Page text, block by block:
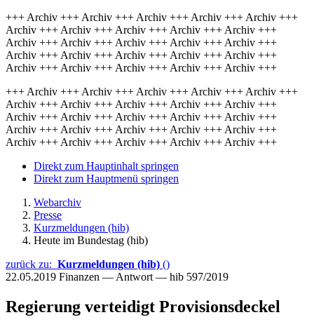
+++ Archiv +++ Archiv +++ Archiv +++ Archiv +++ Archiv +++
Archiv +++ Archiv +++ Archiv +++ Archiv +++ Archiv +++
Archiv +++ Archiv +++ Archiv +++ Archiv +++ Archiv +++
Archiv +++ Archiv +++ Archiv +++ Archiv +++ Archiv +++
Archiv +++ Archiv +++ Archiv +++ Archiv +++ Archiv +++
+++ Archiv +++ Archiv +++ Archiv +++ Archiv +++ Archiv +++
Archiv +++ Archiv +++ Archiv +++ Archiv +++ Archiv +++
Archiv +++ Archiv +++ Archiv +++ Archiv +++ Archiv +++
Archiv +++ Archiv +++ Archiv +++ Archiv +++ Archiv +++
Archiv +++ Archiv +++ Archiv +++ Archiv +++ Archiv +++
Direkt zum Hauptinhalt springen
Direkt zum Hauptmenü springen
Webarchiv
Presse
Kurzmeldungen (hib)
Heute im Bundestag (hib)
zurück zu: Kurzmeldungen (hib) ()
22.05.2019 Finanzen — Antwort — hib 597/2019
Regierung verteidigt Provisionsdeckel